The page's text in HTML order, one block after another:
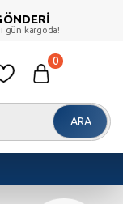
gün kargoda!
ARA
0